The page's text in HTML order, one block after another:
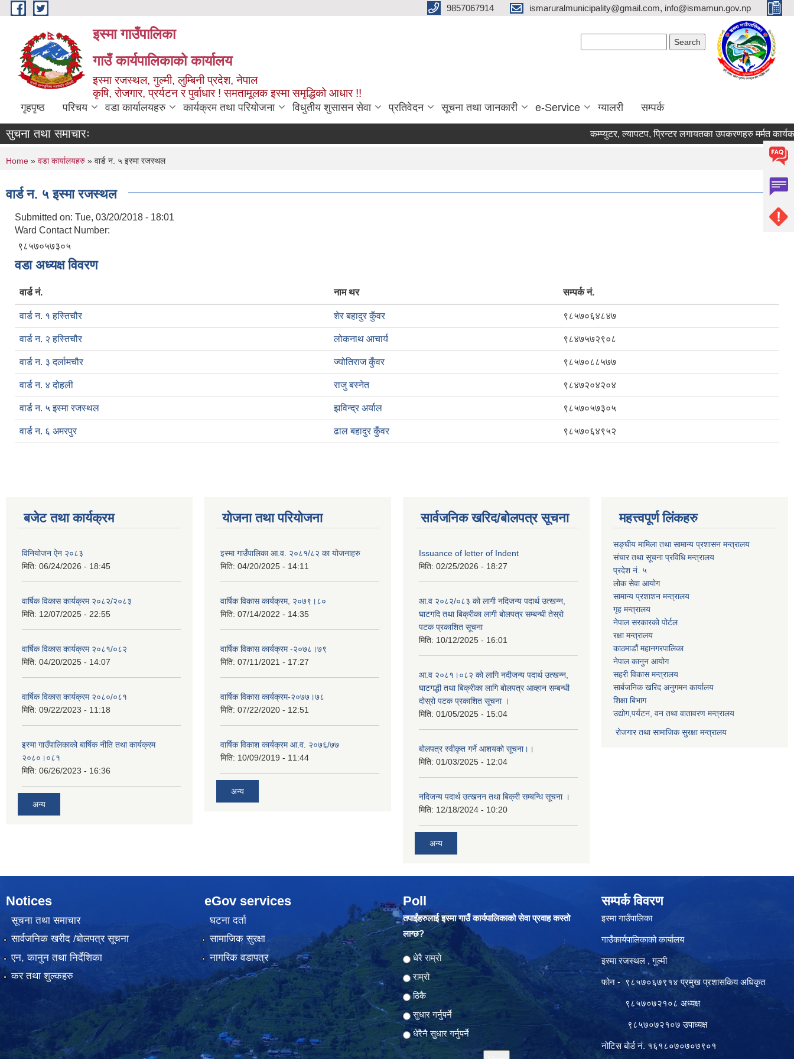
Skip to main content 9857067914 ismaruralmunicipality@gmail.com, info@ismamun.gov.np
इस्मा गाउँपालिका
गाउँ कार्यपालिकाको कार्यालय
इस्मा रजस्थल, गुल्मी, लुम्बिनी प्रदेश, नेपाल
कृषि, रोजगार, प्रर्यटन र पुर्वाधार ! समतामूलक इस्मा समृद्धिको आधार !!
गृहपृष्ठ परिचय वडा कार्यालयहरु कार्यक्रम तथा परियोजना विधुतीय शुसासन सेवा प्रतिवेदन सूचना तथा जानकारी e-Service ग्यालरी सम्पर्क
सुचना तथा समाचारः कम्प्युटर, ल्यापटप, प्रिन्टर लगायतका उपकरणहरु मर्मत कार्यका
You are here
Home » वडा कार्यालयहरु » वार्ड न. ५ इस्मा रजस्थल
वार्ड न. ५ इस्मा रजस्थल
Submitted on: Tue, 03/20/2018 - 18:01
Ward Contact Number:
९८५७०५७३०५
वडा अध्यक्ष विवरण
वार्ड नं. नाम थर सम्पर्क नं.
वार्ड न. १ हस्तिचौर शेर बहादुर कुँवर ९८५७०६४८४७
वार्ड न. २ हस्तिचौर लोकनाथ आचार्य ९८४७५७२९०८
वार्ड न. ३ दर्लामचौर ज्योतिराज कुँवर ९८५७०८८५७७
वार्ड न. ४ दोहली राजु बस्नेत ९८४७२०४२०४
वार्ड न. ५ इस्मा रजस्थल झविन्द्र अर्याल ९८५७०५७३०५
वार्ड न. ६ अमरपुर ढाल बहादुर कुँवर ९८५७०६४९५२
बजेट तथा कार्यक्रम
विनियोजन ऐन २०८३
मिति: 06/24/2026 - 18:45
वार्षिक विकास कार्यक्रम २०८२/२०८३
मिति: 12/07/2025 - 22:55
वार्षिक विकास कार्यक्रम २०८१/०८२
मिति: 04/20/2025 - 14:07
वार्षिक विकास कार्यक्रम २०८०/०८१
मिति: 09/22/2023 - 11:18
इस्मा गाउँपालिकाको बार्षिक नीति तथा कार्यक्रम
२०८०।०८१
मिति: 06/26/2023 - 16:36
अन्य
योजना तथा परियोजना
इस्मा गाउँपालिका आ.व. २०८१/८२ का योजनाहरु
मिति: 04/20/2025 - 14:11
वार्षिक विकास कार्यक्रम, २०७९।८०
मिति: 07/14/2022 - 14:35
वार्षिक विकास कार्यक्रम -२०७८।७९
मिति: 07/11/2021 - 17:27
वार्षिक विकास कार्यक्रम-२०७७।७८
मिति: 07/22/2020 - 12:51
वार्षिक विकाश कार्यक्रम आ.व. २०७६/७७
मिति: 10/09/2019 - 11:44
अन्य
सार्वजनिक खरिद/बोलपत्र सूचना
Issuance of letter of Indent
मिति: 02/25/2026 - 18:27
आ.व २०८२/०८३ को लागी नदिजन्य पदार्थ उत्खन्न,
घाटगदि तथा बिक्रीका लागी बोलपत्र सम्बन्धी तेस्रो
पटक प्रकाशित सूचना
मिति: 10/12/2025 - 16:01
आ.व २०८१।०८२ को लागि नदीजन्य पदार्थ उत्खन्न,
घाटगद्धी तथा बिक्रीका लागि बोलपत्र आव्हान सम्बन्धी
दोस्रो पटक प्रकाशित सूचना ।
मिति: 01/05/2025 - 15:04
बोलपत्र स्वीकृत गर्ने आशयको सूचना।।
मिति: 01/03/2025 - 12:04
नदिजन्य पदार्थ उत्खनन तथा बिक्री सम्बन्धि सूचना ।
मिति: 12/18/2024 - 10:20
अन्य
महत्त्वपूर्ण लिंकहरु
सङ्घीय मामिला तथा सामान्य प्रशासन मन्त्रालय
संचार तथा सूचना प्रविधि मन्त्रालय
प्रदेश नं. ५
लोक सेवा आयोग
सामान्य प्रशाशन मन्त्रालय
गृह मन्त्रालय
नेपाल सरकारको पोर्टल
रक्षा मन्त्रालय
काठमाडौं महानगरपालिका
नेपाल कानुन आयोग
सहरी विकास मन्त्रालय
सार्बजनिक खरिद अनुगमन कार्यालय
शिक्षा बिभाग
उद्योग,पर्यटन, वन तथा वातावरण मन्त्रालय
रोजगार तथा सामाजिक सुरक्षा मन्त्रालय
Notices
सूचना तथा समाचार
सार्वजनिक खरीद /बोलपत्र सूचना
एन, कानुन तथा निर्देशिका
कर तथा शुल्कहरु
eGov services
घटना दर्ता
सामाजिक सुरक्षा
नागरिक वडापत्र
Poll
तपाईंहरुलाई इस्मा गाउँ कार्यपालिकाको सेवा प्रवाह कस्तो
लाग्छ?
Choices
धेरै राम्रो
राम्रो
ठिकै
सुधार गर्नुपर्ने
धेरैनै सुधार गर्नुपर्ने
सम्पर्क विवरण
इस्मा गाउँपालिका
गाउँकार्यपालिकाको कार्यालय
इस्मा रजस्थल , गुल्मी
फोन - ९८५७०६७९१४ प्रमुख प्रशासकिय अधिकृत
९८५७०७२१०८ अध्यक्ष
९८५७०७२१०७ उपाध्यक्ष
नोटिस बोर्ड नं. १६१८०७०७०७९०१